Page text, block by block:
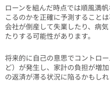
ローンを組んだ時点では順風満
こるのかを正確に予測すること
会社が倒産して失業したり、病
たりする可能性があります。
将来的に自己の意思でコントロ
ど）が発生し、家計の負担が増
の返済が滞る状況に陥るかもしれ